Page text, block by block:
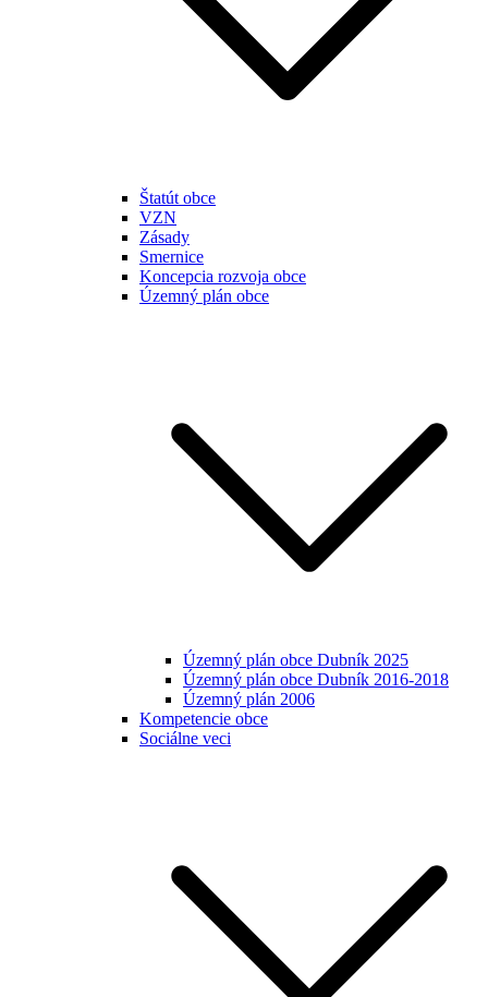
Štatút obce
VZN
Zásady
Smernice
Koncepcia rozvoja obce
Územný plán obce
Územný plán obce Dubník 2025
Územný plán obce Dubník 2016-2018
Územný plán 2006
Kompetencie obce
Sociálne veci